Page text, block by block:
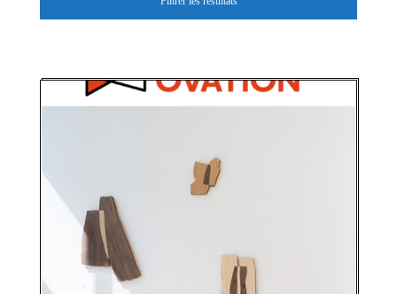
PREMIÈRE OVATION